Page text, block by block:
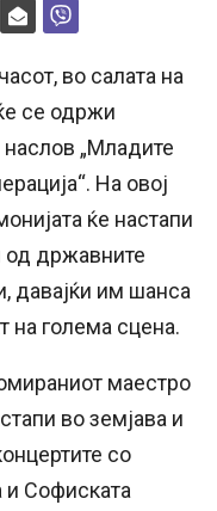
во салата на
се одржи
„Младите
На овој
ќе настапи
од државните
давајќи им шанса
на голема сцена.
маестро
во земјава и
со
и Софиската